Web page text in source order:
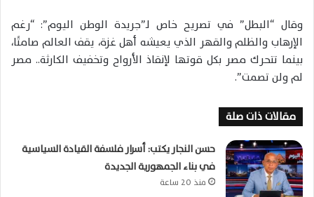
وقال “البطل” في تصريح خاص لـ”جريدة الوطن اليوم”: “رغم
الإرهاب والظلم والقهر الذي يعيشه أهل غزة، يقف العالم صامتًا،
بينما تتحرك مصر بكل قوتها لإنقاذ الأرواح وتخفيف الكارثة.. مصر
لم ولن تصمت”.
مقالات ذات صلة
حسن النجار يكتب: أسرار فلسفة القيادة السياسية
في بناء الجمهورية الجديدة
منذ 20 ساعة